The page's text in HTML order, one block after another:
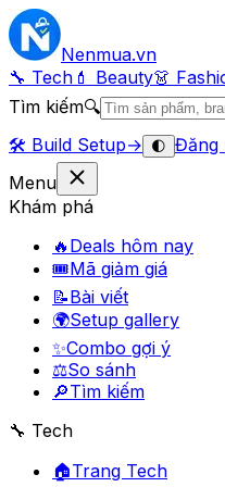
Nenmua.vn
🔧 Tech 💄 Beauty👗
Tìm kiếm🔍
🛠️ Build Setup→ 🌓 Đăng
Menu
Khám phá
🔥 Deals hôm nay
🎟Mã giảm giá
📝Bài viết
🌍Setup gallery
✨Combo gợi ý
⚖️So sánh
🔎Tìm kiếm
🔧 Tech
🏠Trang Tech